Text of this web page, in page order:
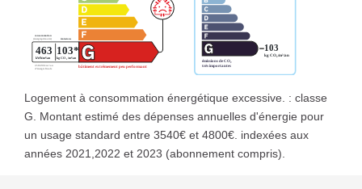
Logement à consommation énergétique excessive. : classe
G. Montant estimé des dépenses annuelles d'énergie pour
un usage standard entre 3540€ et 4800€. indexées aux
années 2021,2022 et 2023 (abonnement compris).